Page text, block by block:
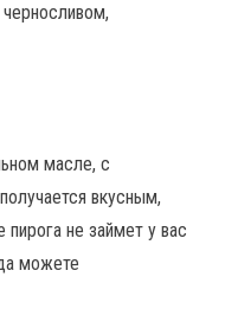
масле, с
вкусным,
не займет у вас
можете